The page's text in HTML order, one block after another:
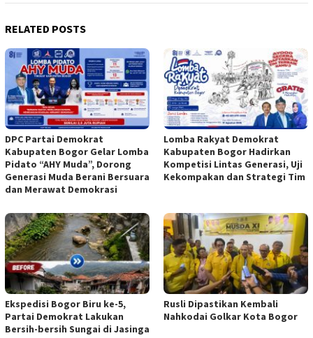
RELATED POSTS
DPC Partai Demokrat
Kabupaten Bogor Gelar Lomba
Pidato “AHY Muda”, Dorong
Generasi Muda Berani Bersuara
dan Merawat Demokrasi
Lomba Rakyat Demokrat
Kabupaten Bogor Hadirkan
Kompetisi Lintas Generasi, Uji
Kekompakan dan Strategi Tim
Ekspedisi Bogor Biru ke-5,
Partai Demokrat Lakukan
Bersih-bersih Sungai di Jasinga
Rusli Dipastikan Kembali
Nahkodai Golkar Kota Bogor